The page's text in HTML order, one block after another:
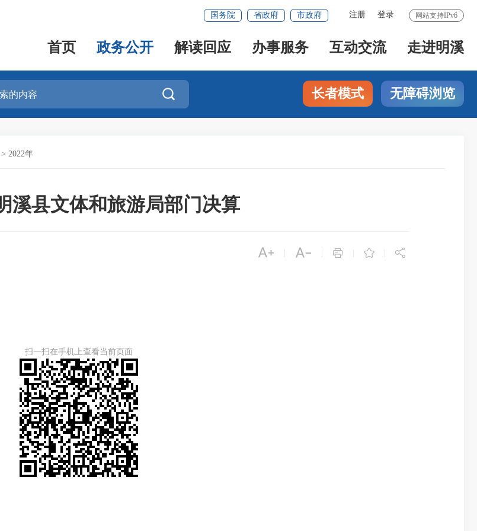
网站支持IPv6
注册 登录
国务院 省政府 市政府
首页 政务公开 解读回应 办事服务 互动交流 走进明溪
 长者模式 无障碍浏览
> 2022年
溪县文体和旅游局部门决算
    
扫一扫在手机上查看当前页面